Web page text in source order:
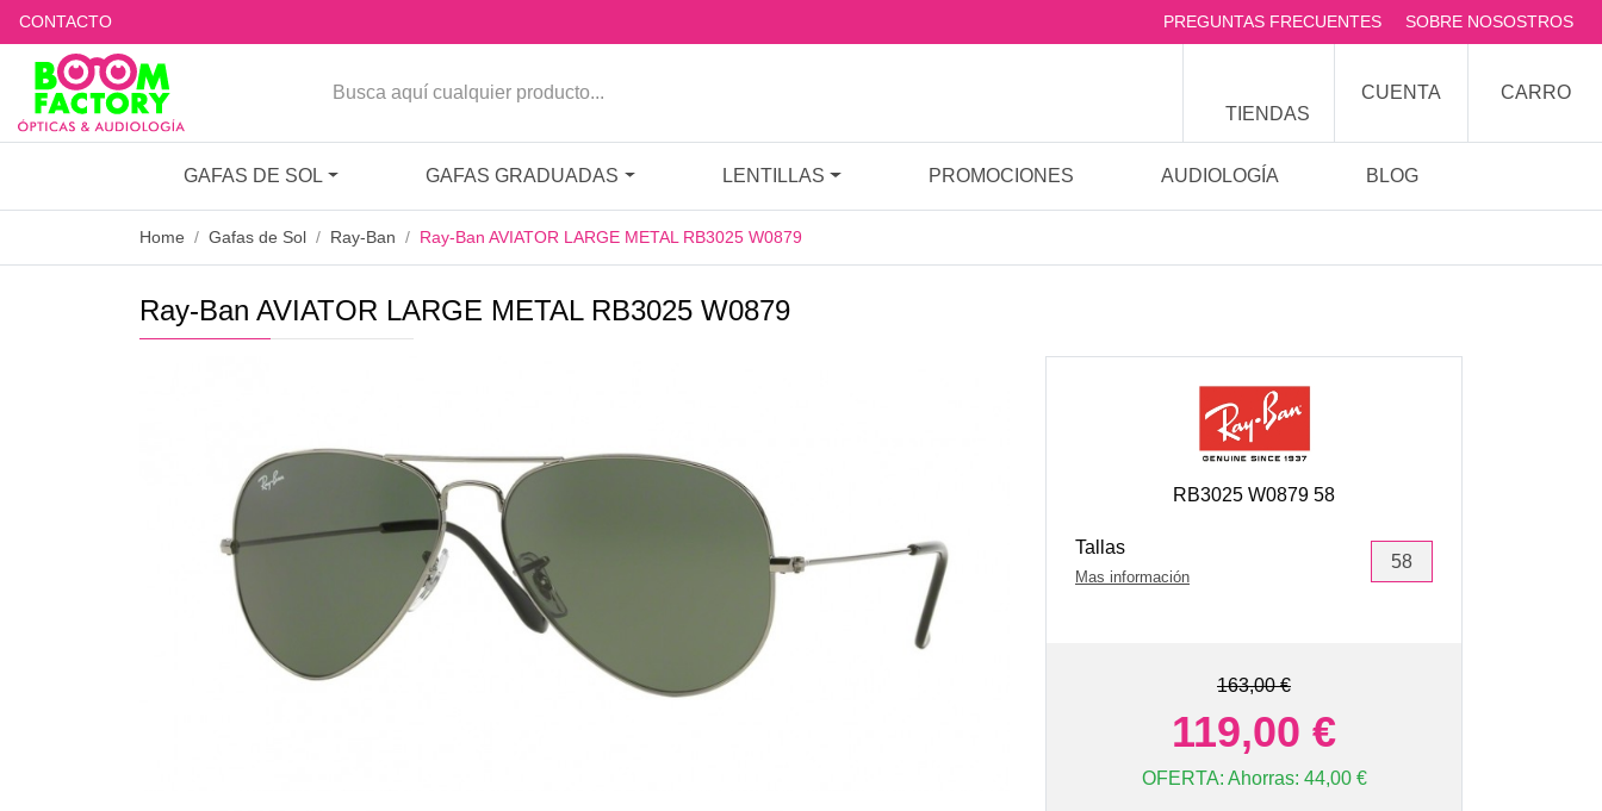
CONTACTO PREGUNTAS FRECUENTES SOBRE NOSOSTROS
TIENDAS
CUENTA CARRO
GAFAS DE SOL GAFAS GRADUADAS LENTILLAS PROMOCIONES AUDIOLOGÍA BLOG
Home Gafas de Sol Ray-Ban Ray-Ban AVIATOR LARGE METAL RB3025 W0879
Ray-Ban AVIATOR LARGE METAL RB3025 W0879
RB3025 W0879 58
Tallas
Mas información
58
163,00 €
119,00 €
OFERTA: Ahorras: 44,00 €